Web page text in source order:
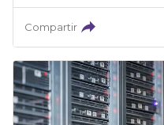
Compartir